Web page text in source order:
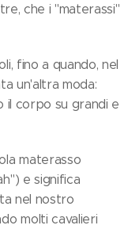
che i "materassi"
fino a quando, nel
un'altra moda:
il corpo su grandi e
materasso
nel nostro
molti cavalieri